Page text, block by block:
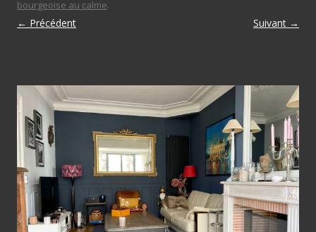
bourgeoise au calme.
← Précédent Suivant →